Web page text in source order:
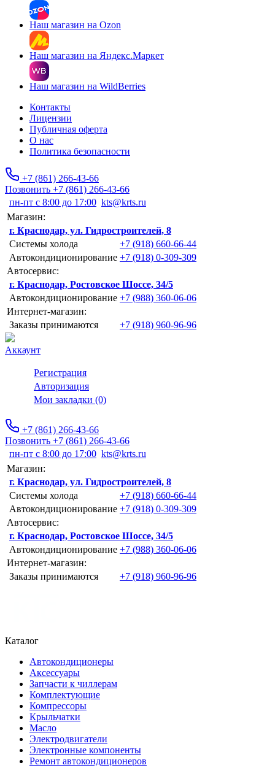
Наш магазин на Ozon
Наш магазин на Яндекс.Маркет
Наш магазин на WildBerries
Контакты
Лицензии
Публичная оферта
О нас
Политика безопасности
+7 (861) 266-43-66
Позвонить +7 (861) 266-43-66
пн-пт с 8:00 до 17:00 kts@krts.ru
Магазин:
г. Краснодар, ул. Гидростроителей, 8
Системы холода
+7 (918) 660-66-44
Автокондиционирование +7 (918) 0-309-309
Автосервис:
г. Краснодар, Ростовское Шоссе, 34/5
Автокондиционирование +7 (988) 360-06-06
Интернет-магазин:
Заказы принимаются
+7 (918) 960-96-96
Аккаунт
Регистрация
Авторизация
Мои закладки (0)
+7 (861) 266-43-66
Позвонить +7 (861) 266-43-66
пн-пт с 8:00 до 17:00 kts@krts.ru
Магазин:
г. Краснодар, ул. Гидростроителей, 8
Системы холода
+7 (918) 660-66-44
Автокондиционирование +7 (918) 0-309-309
Автосервис:
г. Краснодар, Ростовское Шоссе, 34/5
Автокондиционирование +7 (988) 360-06-06
Интернет-магазин:
Заказы принимаются
+7 (918) 960-96-96
Каталог
Автокондиционеры
Аксессуары
Запчасти к чиллерам
Комплектующие
Компрессоры
Крыльчатки
Масло
Электродвигатели
Электронные компоненты
Ремонт автокондиционеров